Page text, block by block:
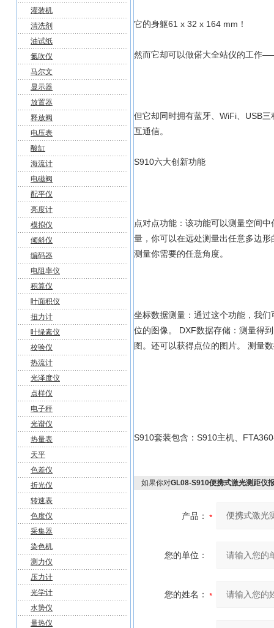
灌装机
清洗剂
油试纸
氮吹仪
马尔文
显示器
放置器
释放阀
电压表
酸缸
海流计
电磁阀
配平仪
亮度计
模拟仪
倾斜仪
编码器
电阻率仪
积算仪
叶面积仪
扭力计
叶绿素仪
校验仪
热流计
光泽度仪
点样仪
电子秤
光谱仪
热量表
天平
色差仪
折光仪
转速表
色度仪
采集器
染色机
测力仪
压力计
光学计
水势仪
量热仪
它的身躯61 x 32 x 164 mm！
然而它却可以做偌大全站仪的工作
但它却同时拥有蓝牙、WiFi、USB
互通信。
S910六大创新功能
点对点功能：该功能可以测量空间
量，你可以在远处测量出任意多边
测量你需要的任意角度。
坐标数据测量：通过这个功能，我
位的图像。 DXF数据存储：测量得
图。还可以获得点位的图片。 测量
S910套装包含：S910主机、
如果你对GL08-S910便携式激光测距仪
产品：
您的单位：
您的姓名：